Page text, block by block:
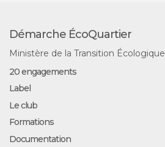
Démarche ÉcoQuartier
Ministère de la Transition Écologique
20 engagements
Label
Le club
Formations
Documentation